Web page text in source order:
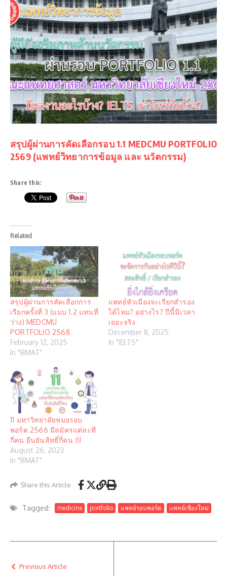
สรุปผู้ผ่านการคัดเลือกรอบ 1.1 MEDCMU PORTFOLIO
2569 (แพทย์วิทยาการข้อมูล และ นวัตกรรม)
Share this:
Related
สรุปผู้ผ่านการคัดเลือกการ
เรียกครั้งที่ 3 (แบบ 1.2 แทนที่
ว่าง) MEDCMU
PORTFOLIO 2568
February 12, 2025
In "BMAT"
แพทย์หัวเมืองจะเรียกสำรอง
ได้ไหม? อย่างไร? ปีนี้มีเวลา
เยอะจริง
December 8, 2025
In "IELTS"
11 มหาวิทยาลัยหมอรอบ
พอร์ต 2566 มีสมัครแต่ละที่
กี่คน ยืนยันสิทธิ์กี่คน !!!
August 26, 2023
In "BMAT"
Share this Article
Tagged: medicine portfolio แพทย์รอบพอร์ต แพทย์เชียงใหม่
Previous Article